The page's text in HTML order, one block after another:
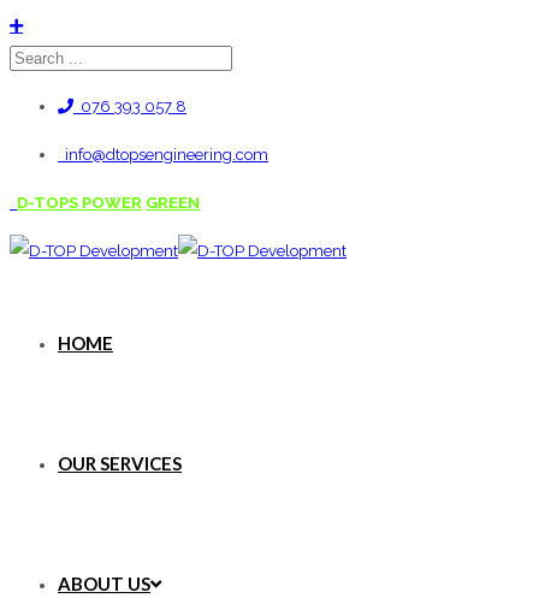
076 393 057 8
info@dtopsengineering.com
D-TOPS POWER GREEN
HOME
OUR SERVICES
ABOUT US